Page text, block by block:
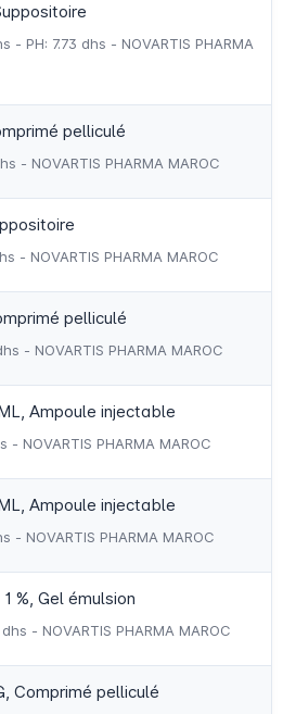
- PH: 7.73 dhs - NOVARTIS PHARMA
pelliculé
- NOVARTIS PHARMA MAROC
- NOVARTIS PHARMA MAROC
pelliculé
- NOVARTIS PHARMA MAROC
Ampoule injectable
NOVARTIS PHARMA MAROC
Ampoule injectable
- NOVARTIS PHARMA MAROC
%, Gel émulsion
- NOVARTIS PHARMA MAROC
Comprimé pelliculé